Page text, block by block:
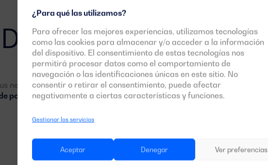
¿Para qué las utilizamos?
Para ofrecer las mejores experiencias, utilizamos tecnologías
como las cookies para almacenar y/o acceder a la información
del dispositivo. El consentimiento de estas tecnologías nos
permitirá procesar datos como el comportamiento de
navegación o las identificaciones únicas en este sitio. No
consentir o retirar el consentimiento, puede afectar
negativamente a ciertas características y funciones.
Gestionar los servicios
Aceptar Denegar Ver preferencias
necesidades energéticas, se ha instalado ungrupo
potencia de la gama Balance Emergenciacon